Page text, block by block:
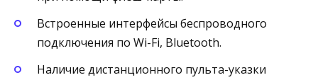
Встроенные интерфейсы беспроводного
подключения по Wi-Fi, Bluetooth.
Наличие дистанционного пульта-указки